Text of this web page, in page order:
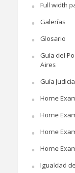
Full width
Galerías
Glosario
Guía del
Aires
Guía
Home
Home
Home
Home
Igualdad